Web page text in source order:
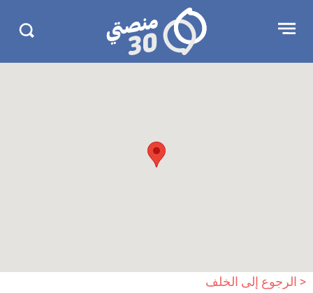
الإعلان
منصتي
30
< الرجوع إلى الخلف